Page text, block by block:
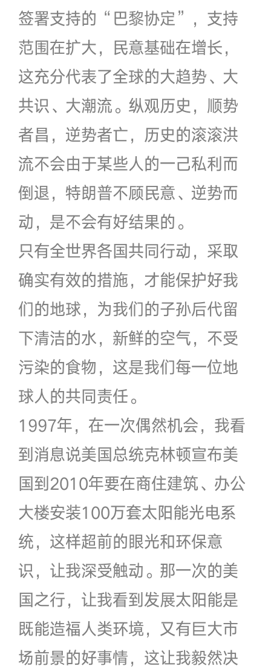
签署支持的“巴黎协定”，支持
范围在扩大，民意基础在增长，
这充分代表了全球的大趋势、大
共识、大潮流。纵观历史，顺势
者昌，逆势者亡，历史的滚滚洪
流不会由于某些人的一己私利而
倒退，特朗普不顾民意、逆势而
动，是不会有好结果的。
只有全世界各国共同行动，采取
确实有效的措施，才能保护好我
们的地球，为我们的子孙后代留
下清洁的水，新鲜的空气，不受
污染的食物，这是我们每一位地
球人的共同责任。
1997年，在一次偶然机会，我看
到消息说美国总统克林顿宣布美
国到2010年要在商住建筑、办公
大楼安装100万套太阳能光电系
统，这样超前的眼光和环保意
识，让我深受触动。那一次的美
国之行，让我看到发展太阳能是
既能造福人类环境，又有巨大市
场前景的好事情，这让我毅然决